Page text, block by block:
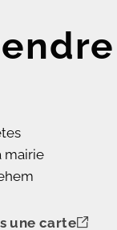
mairie
une carte